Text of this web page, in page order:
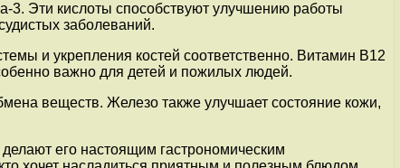
Эти кислоты способствуют улучшению работы
заболеваний.
и укрепления костей соответственно. Витамин В12
важно для детей и пожилых людей.
веществ. Железо также улучшает состояние кожи,
его настоящим гастрономическим